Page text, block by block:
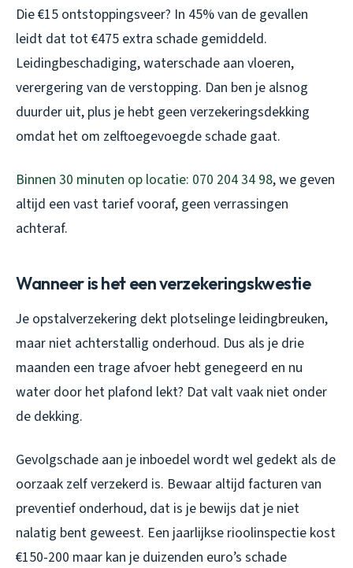
Die €15 ontstoppingsveer? In 45% van de gevallen
leidt dat tot €475 extra schade gemiddeld.
Leidingbeschadiging, waterschade aan vloeren,
verergering van de verstopping. Dan ben je alsnog
duurder uit, plus je hebt geen verzekeringsdekking
omdat het om zelftoegevoegde schade gaat.
Binnen 30 minuten op locatie: 070 204 34 98, we geven
altijd een vast tarief vooraf, geen verrassingen
achteraf.
Wanneer is het een verzekeringskwestie
Je opstalverzekering dekt plotselinge leidingbreuken,
maar niet achterstallig onderhoud. Dus als je drie
maanden een trage afvoer hebt genegeerd en nu
water door het plafond lekt? Dat valt vaak niet onder
de dekking.
Gevolgschade aan je inboedel wordt wel gedekt als de
oorzaak zelf verzekerd is. Bewaar altijd facturen van
preventief onderhoud, dat is je bewijs dat je niet
nalatig bent geweest. Een jaarlijkse rioolinspectie kost
€150-200 maar kan je duizenden euro’s schade